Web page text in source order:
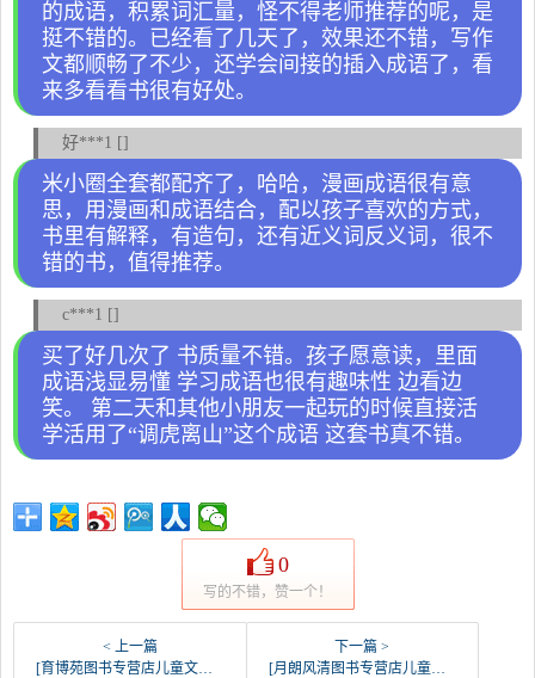
的成语，积累词汇量，怪不得老师推荐的呢，是
挺不错的。已经看了几天了，效果还不错，写作
文都顺畅了不少，还学会间接的插入成语了，看
来多看看书很有好处。
好***1 []
米小圈全套都配齐了，哈哈，漫画成语很有意
思，用漫画和成语结合，配以孩子喜欢的方式，
书里有解释，有造句，还有近义词反义词，很不
错的书，值得推荐。
c***1 []
买了好几次了 书质量不错。孩子愿意读，里面
成语浅显易懂 学习成语也很有趣味性 边看边
笑。 第二天和其他小朋友一起玩的时候直接活
学活用了“调虎离山”这个成语 这套书真不错。
0
写的不错，赞一个！
< 上一篇
[育博苑图书专营店儿童文学]全套彩图注音正版宝宝睡前月销量69件仅售19.5元
下一篇 >
[月朗风清图书专营店儿童文学]正版包邮米小圈脑筋急转弯月销量76件仅售38.4元